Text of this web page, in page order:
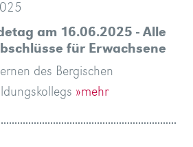
am 16.06.2025 - Alle
für Erwachsene
des Bergischen
»mehr